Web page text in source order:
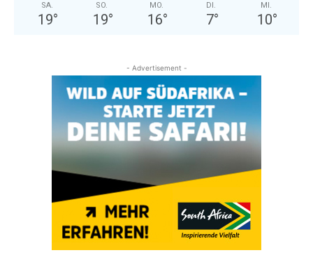
SA.
19°
SO.
19°
MO.
16°
DI.
7°
MI.
10°
- Advertisement -